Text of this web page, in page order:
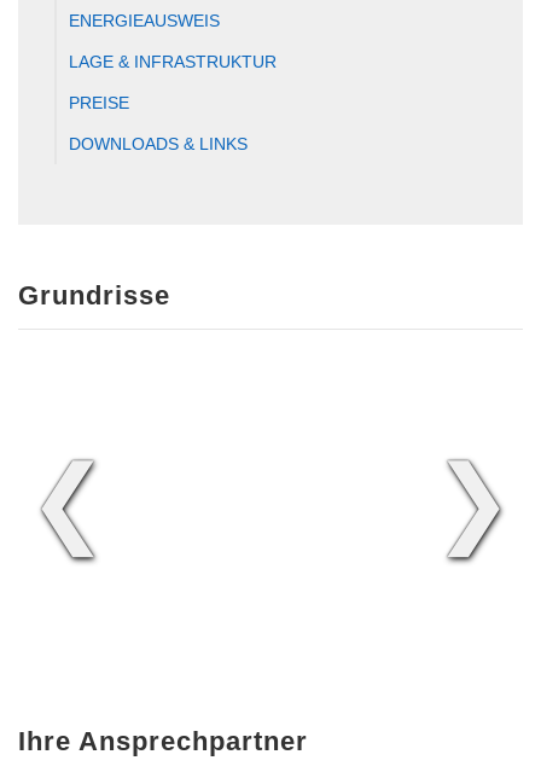
ENERGIEAUSWEIS
LAGE & INFRASTRUKTUR
PREISE
DOWNLOADS & LINKS
Grundrisse
❮ ❯
Ihre Ansprechpartner